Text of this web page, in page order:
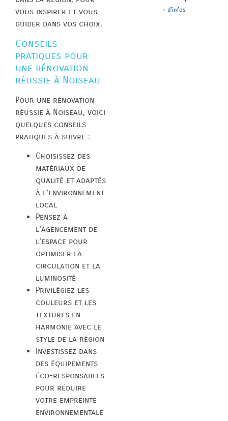
vous inspirer et vous
guider dans vos choix.
Conseils
pratiques pour
une rénovation
réussie à Noiseau
Pour une rénovation
réussie à Noiseau, voici
quelques conseils
pratiques à suivre :
Choisissez des
matériaux de
qualité et adaptés
à l’environnement
local
Pensez à
l’agencement de
l’espace pour
optimiser la
circulation et la
luminosité
Privilégiez les
couleurs et les
textures en
harmonie avec le
style de la région
Investissez dans
des équipements
éco-responsables
pour réduire
votre empreinte
environnementale
+ d'infos